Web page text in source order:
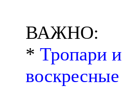
ВАЖНО:
* Тропари и
воскресные